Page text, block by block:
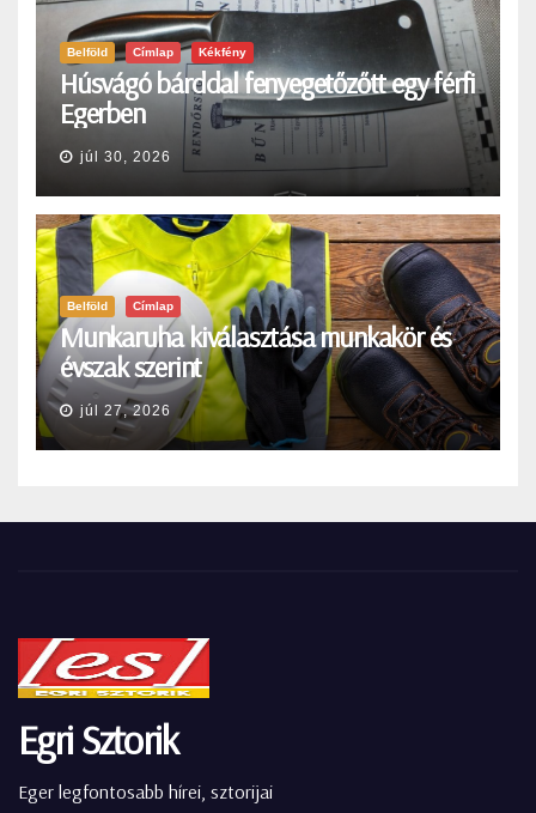
Belföld Címlap Kékfény
Húsvágó bárddal fenyegetőzőtt egy férfi
Egerben
júl 30, 2026
Belföld Címlap
Munkaruha kiválasztása munkakör és
évszak szerint
júl 27, 2026
Egri Sztorik
Eger legfontosabb hírei, sztorijai